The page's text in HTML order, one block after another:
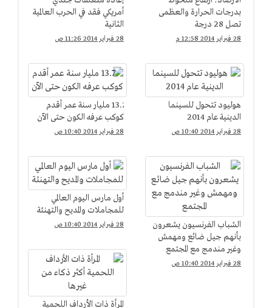
بدرجات الحرارة والعظمى
تصل 28 درجة
28 فبراير 2014 12:58 م
أمريكي فقد في الحرب العالمية
الثانية
28 فبراير 2014 11:26 ص
هوليود تتحول للسينما
الدينية عام 2014
28 فبراير 2014 10:40 ص
13.7 مليار سنة عمر أقدم
كوكب عرفه الكون حتى الآن
28 فبراير 2014 10:40 ص
الشباب الفرنسيون يشعرون
بأنهم جيل ضائع ومهمش
وغير مندمج مع المجتمع
28 فبراير 2014 10:40 ص
أول مارس اليوم العالمي
للمجاملات والمديح والتهنئة
28 فبراير 2014 10:40 ص
المرأة ذات الأرداف اللحمية